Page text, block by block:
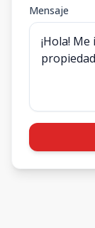
Mensaje